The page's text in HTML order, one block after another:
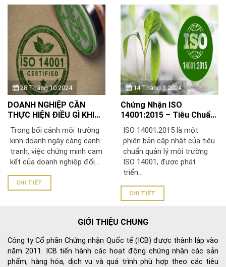
28 Tháng 10 2024
DOANH NGHIỆP CẦN
THỰC HIỆN ĐIỀU GÌ KHI
CHỨNG NHẬN ISO
14001:2015
Trong bối cảnh môi trường
kinh doanh ngày càng cạnh
tranh, việc chứng minh cam
kết của doanh nghiệp đối...
CHI TIẾT
14 Tháng 3 2024
Chứng Nhận ISO
14001:2015 – Tiêu Chuẩn
Đại
ISO 14001:2015 là một
phiên bản cập nhật của tiêu
chuẩn quản lý môi trường
ISO 14001, được phát
triển...
CHI TIẾT
GIỚI THIỆU CHUNG
Công ty Cổ phần Chứng nhận Quốc tế (ICB) được thành lập vào
năm 2011. ICB tiến hành các hoạt động chứng nhận các sản
phẩm, hàng hóa, dịch vụ và quá trình phù hợp theo các tiêu